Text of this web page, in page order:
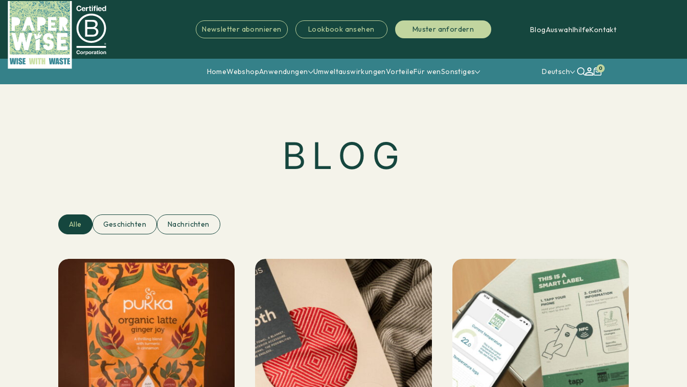
Newsletter abonnieren Lookbook ansehen Muster anfordern BlogAuswahlhilfeKontakt
HomeWebshopAnwendungen UmweltauswirkungenVorteileFür wenSonstiges Deutsch 0
BLOG
Alle Geschichten Nachrichten